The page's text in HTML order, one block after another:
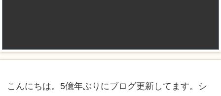
こんにちは。5億年ぶりにブログ更新してます。シ